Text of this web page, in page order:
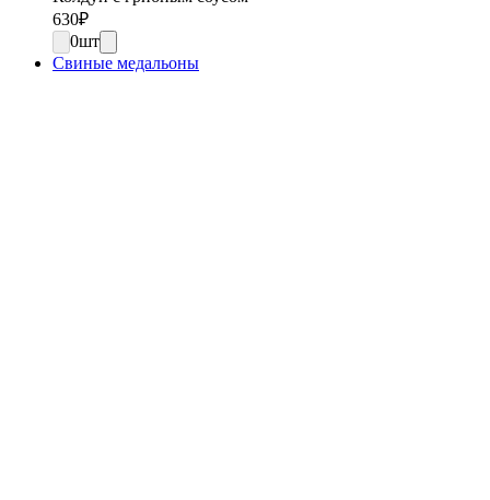
630₽
0шт
Свиные медальоны